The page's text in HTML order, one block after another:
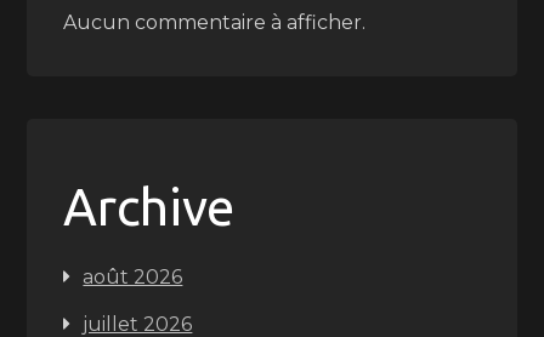
Aucun commentaire à afficher.
Archive
août 2026
juillet 2026